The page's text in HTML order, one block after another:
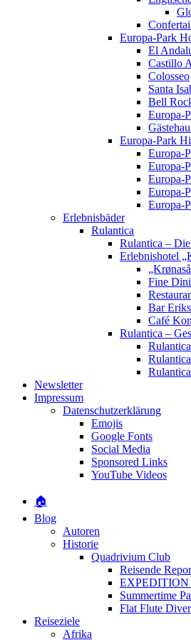
Europa-Park
El
Castillo
Colosseo
Santa
Bell
Europa-
Europa-Park
Europa-
Europa-
Europa-
Europa-
Europa-
Erlebnisbäder
Rulantica
Rulantica –
Erlebnishotel
Fine
Bar
Café
Rulantica –
Newsletter
Impressum
Datenschutzerklärung
Emojis
Google Fonts
Social Media
Sponsored Links
YouTube Videos
🏠
Blog
Autoren
Historie
Quadrivium Club
Reisende
EXPEDITION
Summertime
Flat Flute
Reiseziele
Afrika